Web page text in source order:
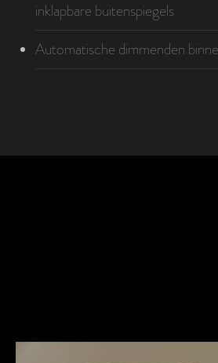
inklapbare buitenspiegels
Automatische dimmenden